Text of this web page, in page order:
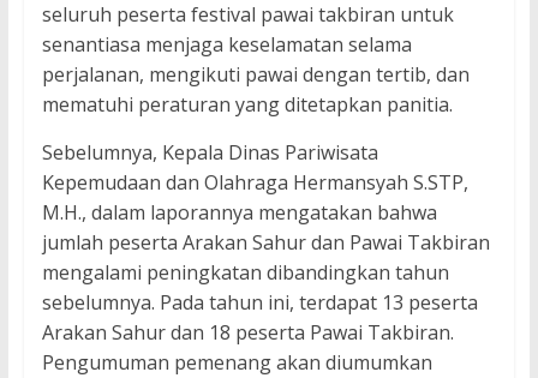
seluruh peserta festival pawai takbiran untuk
senantiasa menjaga keselamatan selama
perjalanan, mengikuti pawai dengan tertib, dan
mematuhi peraturan yang ditetapkan panitia.
Sebelumnya, Kepala Dinas Pariwisata
Kepemudaan dan Olahraga Hermansyah S.STP,
M.H., dalam laporannya mengatakan bahwa
jumlah peserta Arakan Sahur dan Pawai Takbiran
mengalami peningkatan dibandingkan tahun
sebelumnya. Pada tahun ini, terdapat 13 peserta
Arakan Sahur dan 18 peserta Pawai Takbiran.
Pengumuman pemenang akan diumumkan